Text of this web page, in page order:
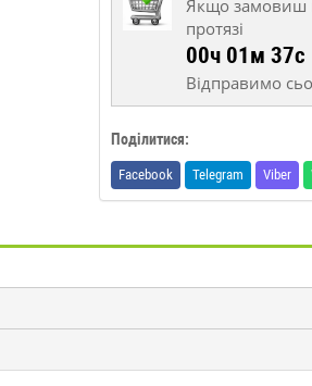
Якщо замовиш
протязі
00ч 01м 37с
Відправимо
Поділитися:
Facebook Telegram Viber